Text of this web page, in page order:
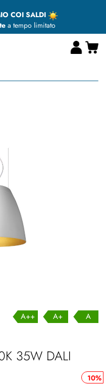
COI SALDI
a tempo limitato
A++ A+ A
35W DALI
10%